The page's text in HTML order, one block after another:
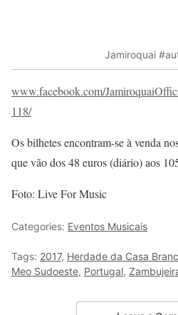
Jamiroquai
www.facebook.com/
118/
Os bilhetes encontram-se à venda
que vão dos 48 euros (diário) aos
Foto: Live For Music
Categories: Eventos Musicais
Tags: 2017, Herdade da Casa
Meo Sudoeste, Portugal,